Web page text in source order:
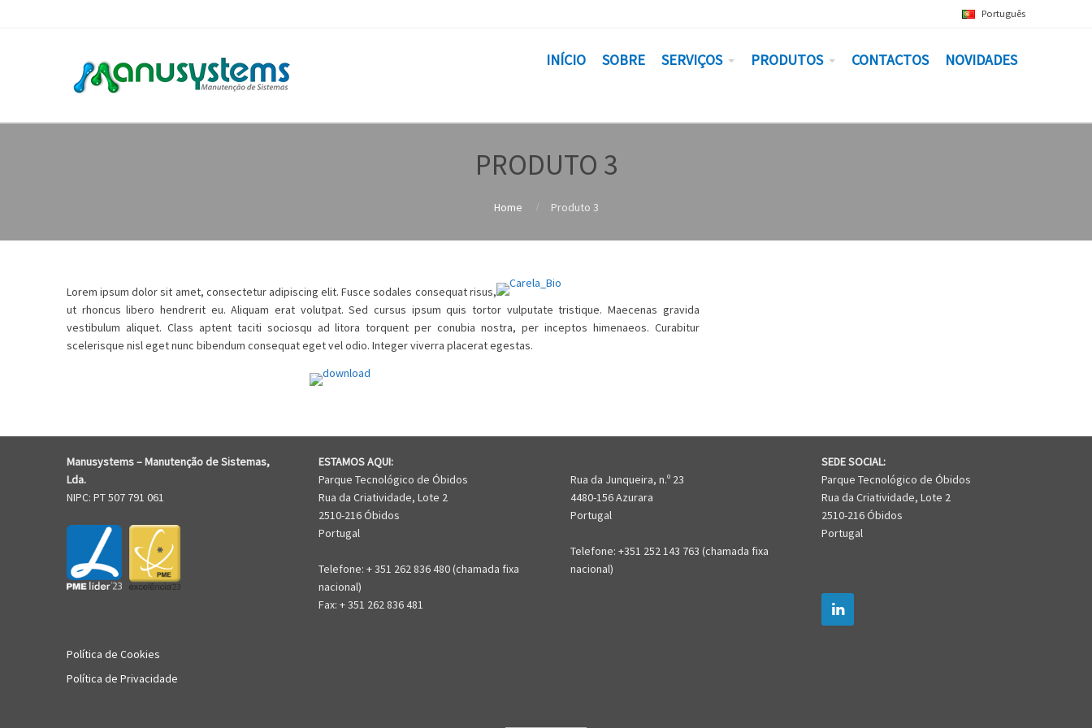
Português
INÍCIO SOBRE SERVIÇOS PRODUTOS CONTACTOS NOVIDADES
PRODUTO 3
Home Produto 3
Lorem ipsum dolor sit amet, consectetur adipiscing elit. Fusce sodales consequat risus,
ut rhoncus libero hendrerit eu. Aliquam erat volutpat. Sed cursus ipsum quis tortor vulputate tristique. Maecenas gravida
vestibulum aliquet. Class aptent taciti sociosqu ad litora torquent per conubia nostra, per inceptos himenaeos. Curabitur
scelerisque nisl eget nunc bibendum consequat eget vel odio. Integer viverra placerat egestas.
Manusystems –Manutenção de Sistemas,
Lda.
NIPC: PT 507 791 061
Política de Cookies
Política de Privacidade
ESTAMOS AQUI:
Parque Tecnológico de Óbidos
Rua da Criatividade, Lote 2
2510-216 Óbidos
Portugal
Telefone: + 351 262 836 480 (chamada fixa
nacional)
Fax: + 351 262 836 481
Rua da Junqueira, n.º 23
4480-156 Azurara
Portugal
Telefone: +351 252 143 763 (chamada fixa
nacional)
SEDE SOCIAL:
Parque Tecnológico de Óbidos
Rua da Criatividade, Lote 2
2510-216 Óbidos
Portugal